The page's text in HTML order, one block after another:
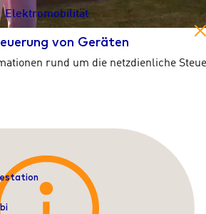
Elektromobilität
von Geräten
rund um die netzdienliche